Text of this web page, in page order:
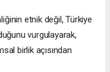
etnik değil, Türkiye
vurgulayarak,
birlik açısından